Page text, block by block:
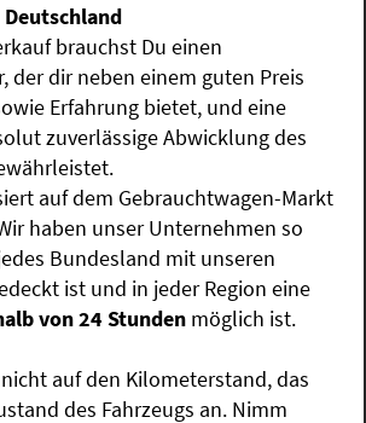
Deutschland
brauchst Du einen
der dir neben einem guten Preis
Erfahrung bietet, und eine
zuverlässige Abwicklung des
auf dem Gebrauchtwagen-Markt
haben unser Unternehmen so
Bundesland mit unseren
ist und in jeder Region eine
von 24 Stunden möglich ist.
auf den Kilometerstand, das
des Fahrzeugs an. Nimm